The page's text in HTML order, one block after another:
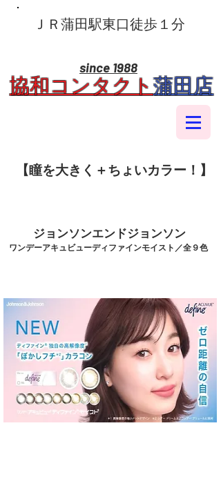
​ＪＲ蒲田駅東口徒歩１分
since 1988
​協和コンタクト蒲田店
​【瞳を大きく＋ちょいカラー！】
​ジョンソンエンドジョンソン
​ワンデーアキュビューディファインモイスト／全９色